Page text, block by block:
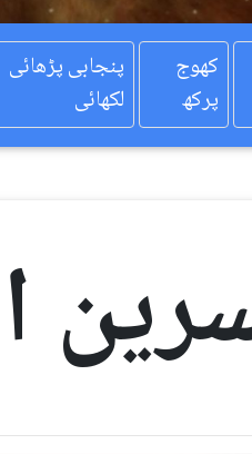
پنجابی پڑھائی
لکھائی
کھوج
پرکھ